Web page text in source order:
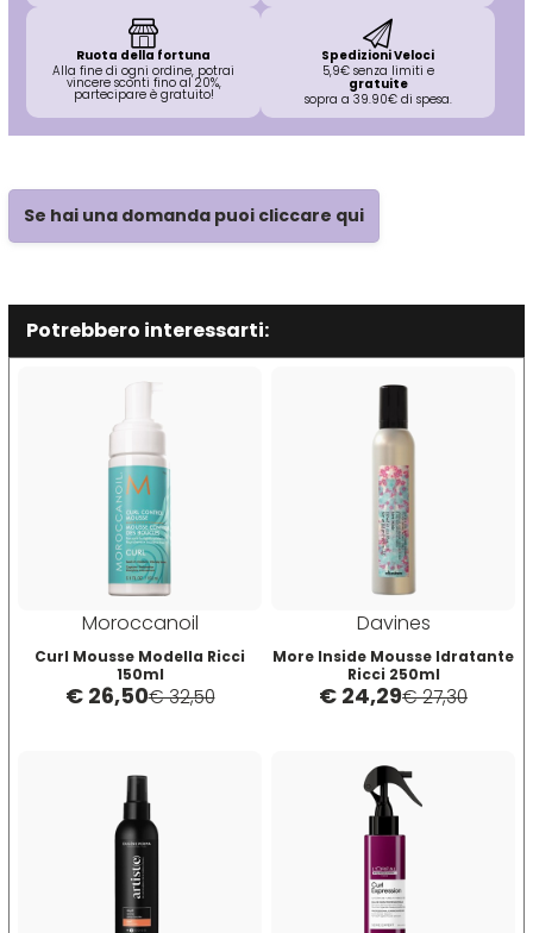
Ruota della fortuna
Alla fine di ogni ordine, potrai
vincere sconti fino al 20%,
partecipare è gratuito!
Spedizioni Veloci
5,9€ senza limiti e
gratuite
sopra a 39.90€ di spesa.
Se hai una domanda puoi cliccare qui
Potrebbero interessarti:
Moroccanoil
Curl Mousse Modella Ricci
150ml
€ 26,50€ 32,50
Davines
More Inside Mousse Idratante
Ricci 250ml
€ 24,29€ 27,30